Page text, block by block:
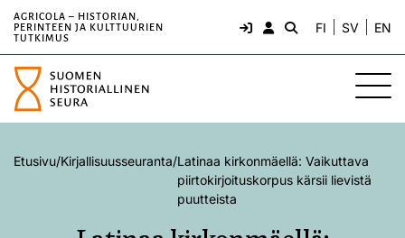
AGRICOLA – HISTORIAN,
PERINTEEN JA KULTTUURIEN
TUTKIMUS
FI SV EN
Etusivu/Kirjallisuusseuranta/Latinaa kirkonmäellä: Vaikuttava
piirtokirjoituskorpus kärsii lievistä
puutteista